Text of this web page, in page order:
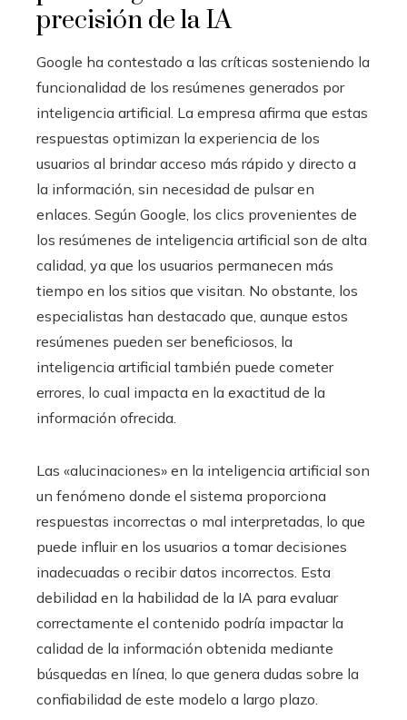
precisión de la IA
Google ha contestado a las críticas sosteniendo la
funcionalidad de los resúmenes generados por
inteligencia artificial. La empresa afirma que estas
respuestas optimizan la experiencia de los
usuarios al brindar acceso más rápido y directo a
la información, sin necesidad de pulsar en
enlaces. Según Google, los clics provenientes de
los resúmenes de inteligencia artificial son de alta
calidad, ya que los usuarios permanecen más
tiempo en los sitios que visitan. No obstante, los
especialistas han destacado que, aunque estos
resúmenes pueden ser beneficiosos, la
inteligencia artificial también puede cometer
errores, lo cual impacta en la exactitud de la
información ofrecida.
Las «alucinaciones» en la inteligencia artificial son
un fenómeno donde el sistema proporciona
respuestas incorrectas o mal interpretadas, lo que
puede influir en los usuarios a tomar decisiones
inadecuadas o recibir datos incorrectos. Esta
debilidad en la habilidad de la IA para evaluar
correctamente el contenido podría impactar la
calidad de la información obtenida mediante
búsquedas en línea, lo que genera dudas sobre la
confiabilidad de este modelo a largo plazo.